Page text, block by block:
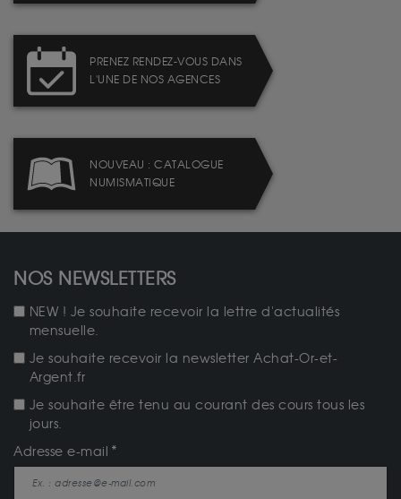
PRENEZ RENDEZ-VOUS DANS
L'UNE DE NOS AGENCES
NOUVEAU : CATALOGUE
NUMISMATIQUE
NOS NEWSLETTERS
NEW ! Je souhaite recevoir la lettre d'actualités
mensuelle.
Je souhaite recevoir la newsletter Achat-Or-et-
Argent.fr
Je souhaite être tenu au courant des cours tous les
jours.
Adresse e-mail